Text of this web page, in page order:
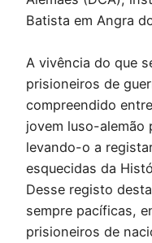
Batista em Angra
A vivência do que
prisioneiros de
compreendido
jovem luso-alemão
levando-o a
esquecidas da
Desse registo
sempre pacíficas,
prisioneiros de